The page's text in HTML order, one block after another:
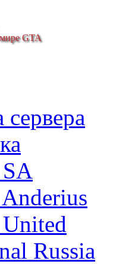
GTA
Russia